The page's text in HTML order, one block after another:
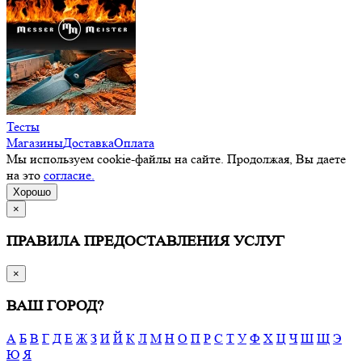
Тесты
МагазиныДоставкаОплата
Мы используем cookie-файлы на сайте. Продолжая, Вы даете
на это согласие.
Хорошо
×
ПРАВИЛА ПРЕДОСТАВЛЕНИЯ УСЛУГ
×
ВАШ ГОРОД?
А Б В Г Д Е Ж З И Й К Л М Н О П Р С Т У Ф Х Ц Ч Ш Щ Э
Ю Я